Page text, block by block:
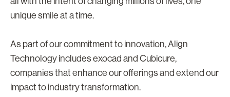
unique smile at a time.
As part of our commitment to innovation, Align
Technology includes exocad and Cubicure,
companies that enhance our offerings and extend our
impact to industry transformation.